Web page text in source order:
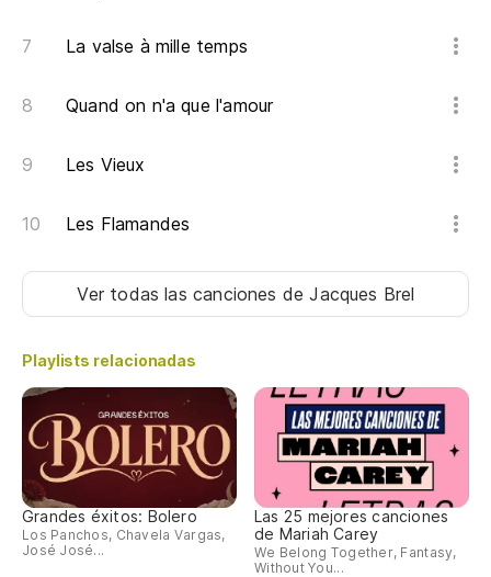
La valse à mille temps
Quand on n'a que l'amour
Les Vieux
Les Flamandes
Ver todas las canciones de Jacques Brel
Playlists relacionadas
Grandes éxitos: Bolero
Los Panchos, Chavela Vargas,
José José...
Las 25 mejores canciones
de Mariah Carey
We Belong Together, Fantasy,
Without You...